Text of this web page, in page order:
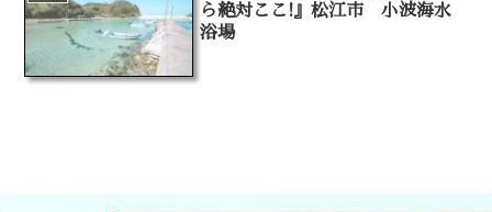
ら絶対ここ!』松江市 小波海水
浴場